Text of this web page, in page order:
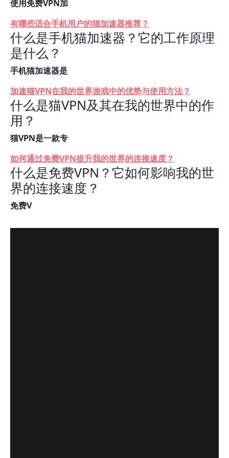
使用免费VPN加
有哪些适合手机用户的猫加速器推荐？
什么是手机猫加速器？它的工作原理
是什么？
手机猫加速器是
加速猫VPN在我的世界游戏中的优势与使用方法？
什么是猫VPN及其在我的世界中的作
用？
猫VPN是一款专
如何通过免费VPN提升我的世界的连接速度？
什么是免费VPN？它如何影响我的世
界的连接速度？
免费V